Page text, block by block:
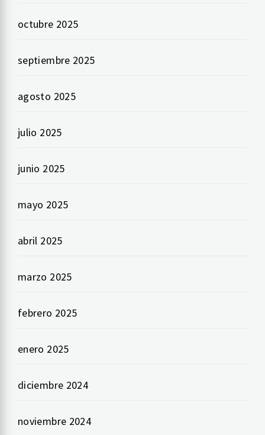
octubre 2025
septiembre 2025
agosto 2025
julio 2025
junio 2025
mayo 2025
abril 2025
marzo 2025
febrero 2025
enero 2025
diciembre 2024
noviembre 2024